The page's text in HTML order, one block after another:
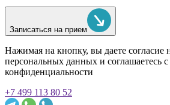
Записаться на прием
Нажимая на кнопку, вы даете согласие
персональных данных и соглашаетесь
конфиденциальности
+7 499 113 80 52